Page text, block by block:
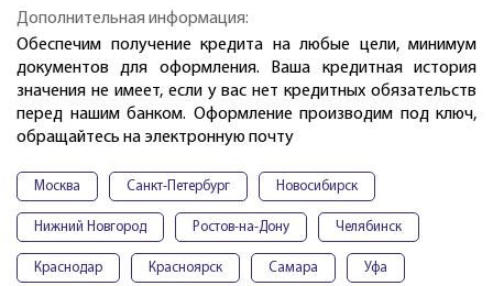
Дополнительная информация:
Обеспечим получение кредита на любые цели, минимум
документов для оформления. Ваша кредитная история
значения не имеет, если у вас нет кредитных обязательств
перед нашим банком. Оформление производим под ключ,
обращайтесь на электронную почту
Москва Санкт-Петербург Новосибирск
Нижний Новгород Ростов-на-Дону Челябинск
Краснодар Красноярск Самара Уфа